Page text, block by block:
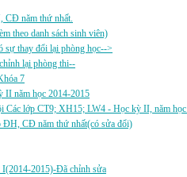
CĐ năm thứ nhất.
theo danh sách sinh viên)
sự thay đổi lại phòng học-->
lại phòng thi--
7
II năm học 2014-2015
Các lớp CT9; XH15; LW4 - Học kỳ II, năm
ĐH, CĐ năm thứ nhất(có sửa đổi)
I(2014-2015)-Đã chỉnh sửa